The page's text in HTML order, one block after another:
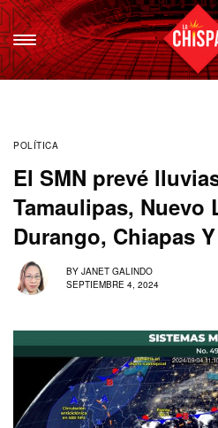
POLÍTICA
El SMN prevé
Tamaulipas, Nuevo
Durango, Chiapas
BY JANET GALINDO
SEPTIEMBRE 4, 2024